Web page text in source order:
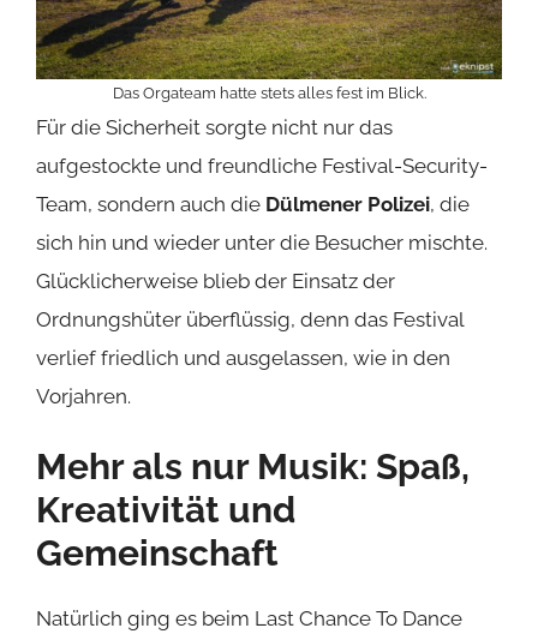
Das Orgateam hatte stets alles fest im Blick.
Für die Sicherheit sorgte nicht nur das
aufgestockte und freundliche Festival-Security-
Team, sondern auch die Dülmener Polizei, die
sich hin und wieder unter die Besucher mischte.
Glücklicherweise blieb der Einsatz der
Ordnungshüter überflüssig, denn das Festival
verlief friedlich und ausgelassen, wie in den
Vorjahren.
Mehr als nur Musik: Spaß,
Kreativität und
Gemeinschaft
Natürlich ging es beim Last Chance To Dance